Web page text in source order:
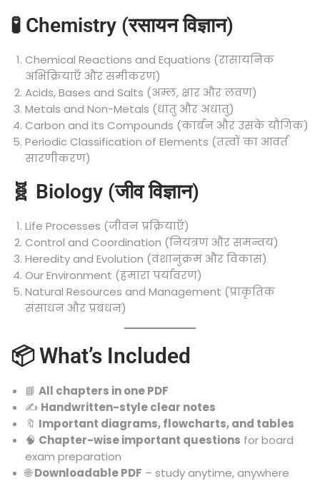
🧪 Chemistry (रसायन विज्ञान)
Chemical Reactions and Equations (रासायनिक
अभिक्रियाएँ और समीकरण)
Acids, Bases and Salts (अम्ल, क्षार और लवण)
Metals and Non-Metals (धातु और अधातु)
Carbon and its Compounds (कार्बन और उसके यौगिक)
Periodic Classification of Elements (तत्वों का आवर्त
सारणीकरण)
🧬 Biology (जीव विज्ञान)
Life Processes (जीवन प्रक्रियाएँ)
Control and Coordination (नियंत्रण और समन्वय)
Heredity and Evolution (वंशानुक्रम और विकास)
Our Environment (हमारा पर्यावरण)
Natural Resources and Management (प्राकृतिक
संसाधन और प्रबंधन)
📦 What’s Included
📘 All chapters in one PDF
✍️ Handwritten-style clear notes
🔖 Important diagrams, flowcharts, and tables
🧠 Chapter-wise important questions for board
exam preparation
🌐Downloadable PDF – study anytime, anywhere